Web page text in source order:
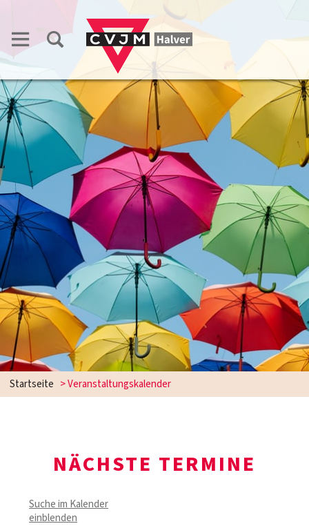
Startseite > Veranstaltungskalender
NÄCHSTE TERMINE
Suche im Kalender
einblenden